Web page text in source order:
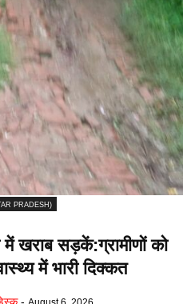
PRADESH)
खराब सड़कें:ग्रामीणों को
में भारी दिक्कत